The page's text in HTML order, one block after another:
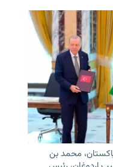
محمد بن